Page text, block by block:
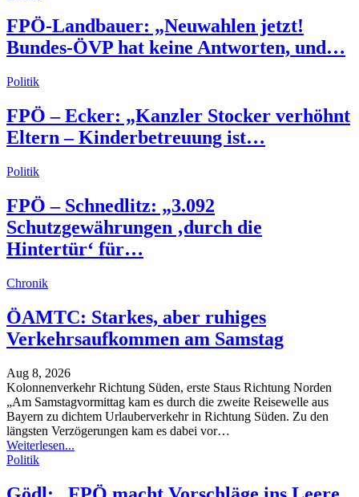
FPÖ-Landbauer: „Neuwahlen jetzt!
Bundes-ÖVP hat keine Antworten, und…
Politik
FPÖ – Ecker: „Kanzler Stocker verhöhnt
Eltern – Kinderbetreuung ist…
Politik
FPÖ – Schnedlitz: „3.092
Schutzgewährungen ‚durch die
Hintertür‘ für…
Chronik
ÖAMTC: Starkes, aber ruhiges
Verkehrsaufkommen am Samstag
Aug 8, 2026
Kolonnenverkehr Richtung Süden, erste Staus Richtung Norden
„Am Samstagvormittag kam es durch die zweite Reisewelle aus
Bayern zu dichtem Urlauberverkehr in Richtung Süden. Zu den
längsten Verzögerungen kam es dabei vor…
Weiterlesen...
Politik